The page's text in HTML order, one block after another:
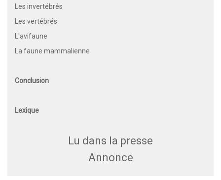
Les invertébrés
Les vertébrés
L'avifaune
La faune mammalienne
Conclusion
Lexique
Lu dans la presse
Annonce